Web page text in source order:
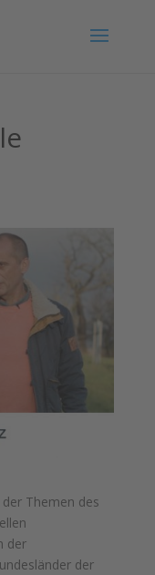
der Themen des
der
der